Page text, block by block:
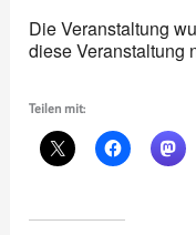
Die Veranstaltung
diese Veranstaltung
Teilen mit: